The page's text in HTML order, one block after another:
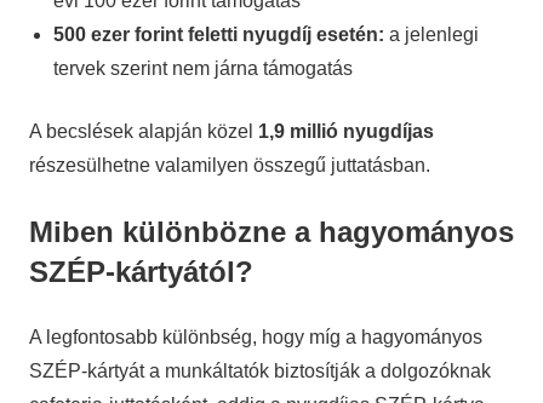
500 ezer forint feletti nyugdíj esetén: a jelenlegi
tervek szerint nem járna támogatás
A becslések alapján közel 1,9 millió nyugdíjas
részesülhetne valamilyen összegű juttatásban.
Miben különbözne a hagyományos
SZÉP-kártyától?
A legfontosabb különbség, hogy míg a hagyományos
SZÉP-kártyát a munkáltatók biztosítják a dolgozóknak